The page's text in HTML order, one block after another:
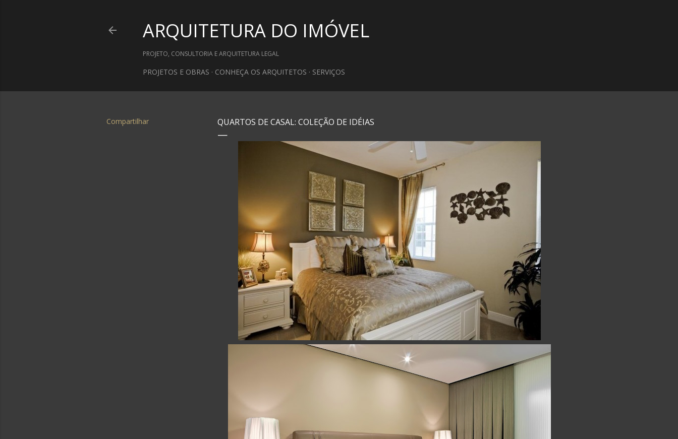
ARQUITETURA DO IMÓVEL
PROJETO, CONSULTORIA E ARQUITETURA LEGAL
PROJETOS E OBRAS CONHEÇA OS ARQUITETOS SERVIÇOS
Compartilhar QUARTOS DE CASAL: COLEÇÃO DE IDÉIAS